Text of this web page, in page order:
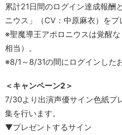
累計21日間のログイン達成報
ニウス」（CV：中原麻衣）をプ
※聖魔導王アポロニウスは覚醒
相当）。
※8/1～8/31の間にログインした
＜キャンペーン2＞
7/30より出演声優サイン色紙プ
集を行います。
▼プレゼントするサイン